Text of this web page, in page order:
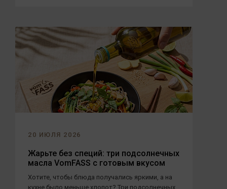
20 ИЮЛЯ 2026
Жарьте без специй: три подсолнечных
масла VomFASS с готовым вкусом
Хотите, чтобы блюда получались яркими, а на
кухне было меньше хлопот? Три подсолнечных